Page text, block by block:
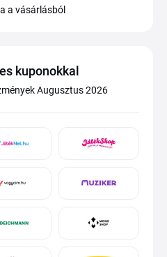
a vásárlásból
kuponokkal
Augusztus 2026